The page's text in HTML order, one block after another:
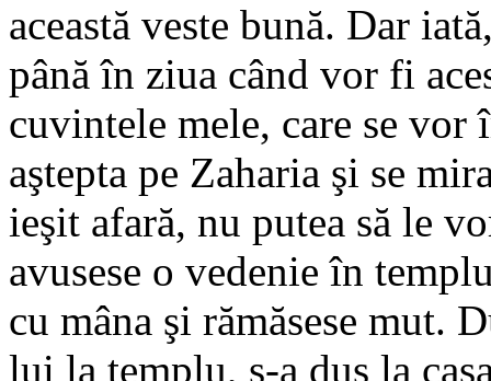
această veste bună. Dar
până în ziua când vor fi
cuvintele mele, care se
aştepta pe Zaharia şi se
ieşit afară, nu putea să le
avusese o vedenie în
cu mâna şi rămăsese mut.
lui la templu, s-a dus la